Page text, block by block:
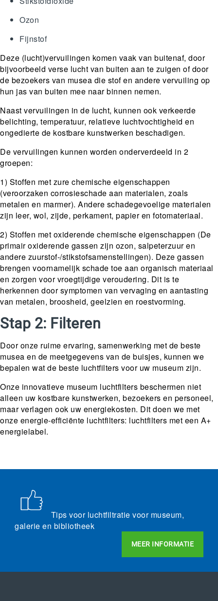
Ozon
Fijnstof
Deze (lucht)vervuilingen komen vaak van buitenaf, door
bijvoorbeeld verse lucht van buiten aan te zuigen of door
de bezoekers van musea die stof en andere vervuiling op
hun jas van buiten mee naar binnen nemen.
Naast vervuilingen in de lucht, kunnen ook verkeerde
belichting, temperatuur, relatieve luchtvochtigheid en
ongedierte de kostbare kunstwerken beschadigen.
De vervuilingen kunnen worden onderverdeeld in 2
groepen:
1) Stoffen met zure chemische eigenschappen
(veroorzaken corrosieschade aan materialen, zoals
metalen en marmer). Andere schadegevoelige materialen
zijn leer, wol, zijde, perkament, papier en fotomateriaal.
2) Stoffen met oxiderende chemische eigenschappen (De
primair oxiderende gassen zijn ozon, salpeterzuur en
andere zuurstof-/stikstofsamenstellingen). Deze gassen
brengen voornamelijk schade toe aan organisch materiaal
en zorgen voor vroegtijdige veroudering. Dit is te
herkennen door symptomen van vervaging en aantasting
van metalen, broosheid, geelzien en roestvorming.
Stap 2: Filteren
Door onze ruime ervaring, samenwerking met de beste
musea en de meetgegevens van de buisjes, kunnen we
bepalen wat de beste luchtfilters voor uw museum zijn.
Onze innovatieve museum luchtfilters beschermen niet
alleen uw kostbare kunstwerken, bezoekers en personeel,
maar verlagen ook uw energiekosten. Dit doen we met
onze energie-efficiënte luchtfilters: luchtfilters met een A+
energielabel.
Tips voor luchtfiltratie voor museum,
galerie en bibliotheek
MEER INFORMATIE